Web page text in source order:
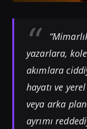
yazarlara,
akımlara
hayatı ve
veya arka
ayrımı